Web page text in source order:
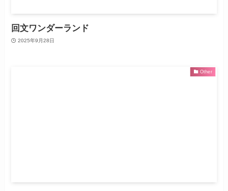
回文ワンダーランド
2025年9月28日
Other